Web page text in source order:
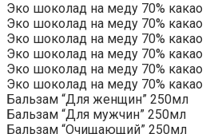
Эко шоколад на меду 70%
Эко шоколад на меду 70%
Эко шоколад на меду 70% какао
Эко шоколад на меду 70%
Эко шоколад на меду 70%
Эко шоколад на меду 70%
Бальзам “Для женщин” 250мл
Бальзам “Для мужчин” 250мл
Бальзам “Очищающий” 250мл